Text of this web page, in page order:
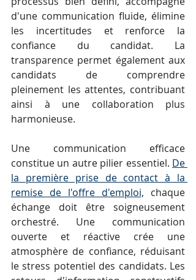
d'une communication fluide, élimine
les incertitudes et renforce la
confiance du candidat. La
transparence permet également aux
candidats de comprendre
pleinement les attentes, contribuant
ainsi à une collaboration plus
harmonieuse.
Une communication efficace
constitue un autre pilier essentiel. De
la première prise de contact à la
remise de l'offre d'emploi, chaque
échange doit être soigneusement
orchestré. Une communication
ouverte et réactive crée une
atmosphère de confiance, réduisant
le stress potentiel des candidats. Les